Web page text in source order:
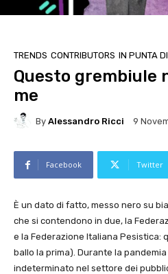
TRENDS CONTRIBUTORS IN PUNTA
Questo grembiule
me
By Alessandro Ricci 9
Facebook Twitter
È un dato di fatto, messo nero su
che si contendono in due, la
e la Federazione Italiana Pesistica:
ballo la prima). Durante la pandemia
indeterminato nel settore dei